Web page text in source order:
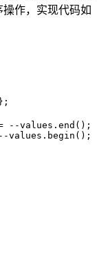
作，实现代码如
--values.end();
values.begin();